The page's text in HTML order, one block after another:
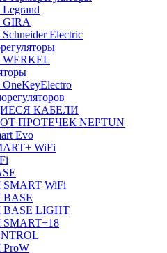
GIRA
Electric
WERKEL
OneKeyElectro
КАБЕЛИ
ПРОТЕЧЕК NEPTUN
Evo
WiFi
SMART WiFi
BASE
BASE LIGHT
SMART+18
ProW